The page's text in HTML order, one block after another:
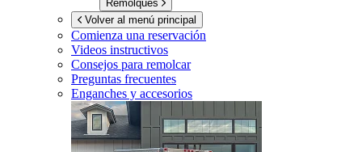
Remolques
Volver al menú principal
Comienza una reservación
Videos instructivos
Consejos para remolcar
Preguntas frecuentes
Enganches y accesorios